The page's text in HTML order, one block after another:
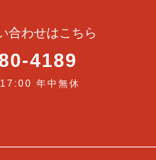
合わせはこちら
4189
年中無休